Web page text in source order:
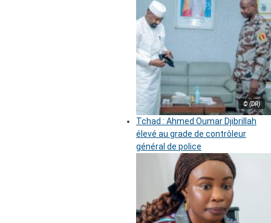
© (DR)
Tchad : Ahmed Oumar Djibrillah
élevé au grade de contrôleur
général de police